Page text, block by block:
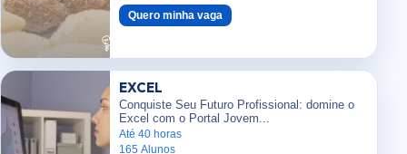
Quero minha vaga
EXCEL
Conquiste Seu Futuro Profissional: domine o
Excel com o Portal Jovem...
Até 40 horas
165 Alunos